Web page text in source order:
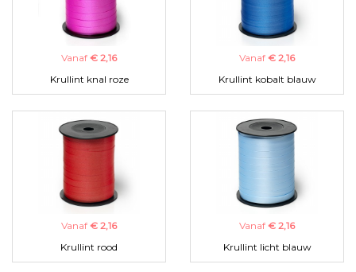
Vanaf € 2,16
Krullint knal roze
Vanaf € 2,16
Krullint kobalt blauw
Vanaf € 2,16
Krullint rood
Vanaf € 2,16
Krullint licht blauw